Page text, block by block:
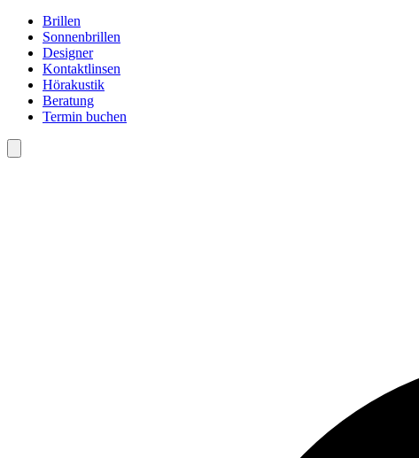
Brillen
Sonnenbrillen
Designer
Kontaktlinsen
Hörakustik
Beratung
Termin buchen